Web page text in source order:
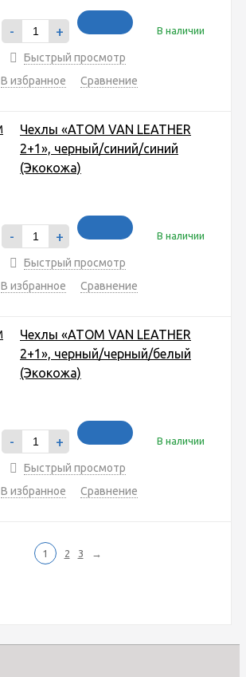
- + В наличии
Быстрый просмотр
В избранное
Сравнение
Чехлы «ATOM VAN LEATHER
2+1», черный/синий/синий
(Экокожа)
- + В наличии
Быстрый просмотр
В избранное
Сравнение
Чехлы «ATOM VAN LEATHER
2+1», черный/черный/белый
(Экокожа)
- + В наличии
Быстрый просмотр
В избранное
Сравнение
1 2 3 →